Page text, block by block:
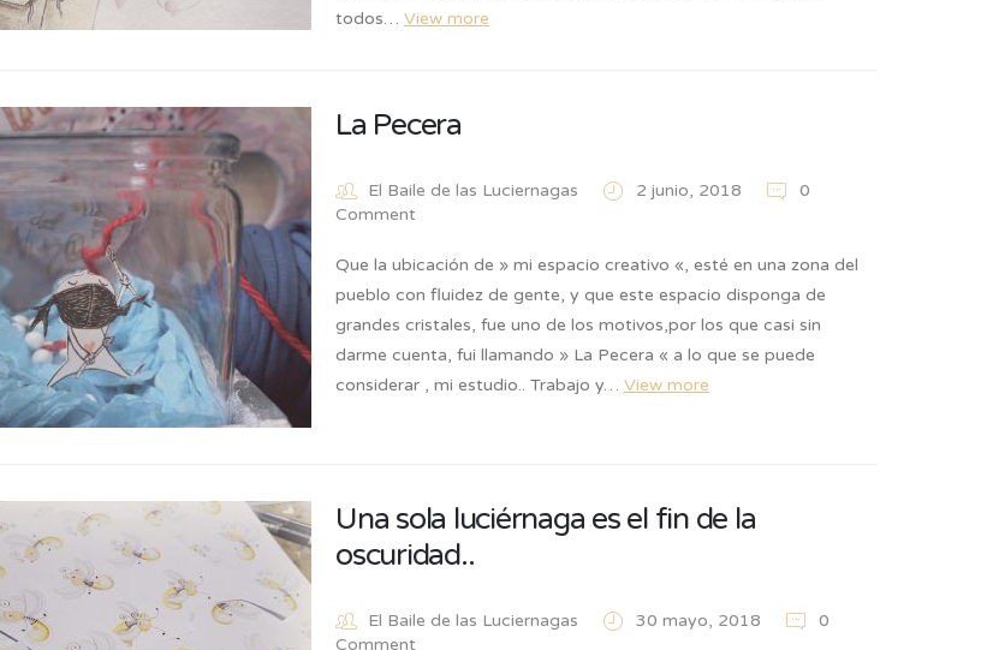
todos… View more
La Pecera
El Baile de las Luciernagas 2 junio, 2018
0
Comment
Que la ubicación de » mi espacio creativo «, esté en una zona del
pueblo con fluidez de gente, y que este espacio disponga de
grandes cristales, fue uno de los motivos,por los que casi sin
darme cuenta, fui llamando » La Pecera « a lo que se puede
considerar , mi estudio.. Trabajo y… View more
Una sola luciérnaga es el fin de la
oscuridad..
El Baile de las Luciernagas 30 mayo, 2018
0
Comment